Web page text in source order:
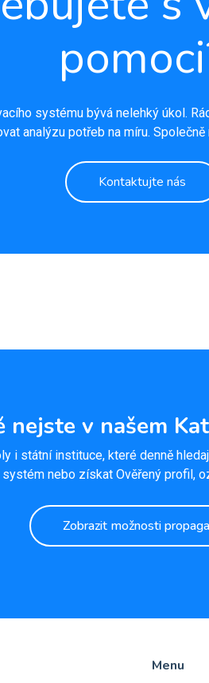
systému bývá nelehký úkol.
analýzu potřeb na míru.
Kontaktujte nás
nejste v našem
i státní instituce, které denně
systém nebo získat Ověřený profil,
Zobrazit možnosti
Menu